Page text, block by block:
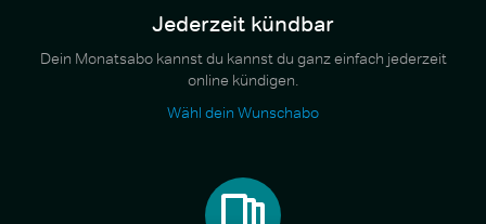
Jederzeit kündbar
Dein Monatsabo kannst du kannst du ganz einfach jederzeit
online kündigen.
Wähl dein Wunschabo